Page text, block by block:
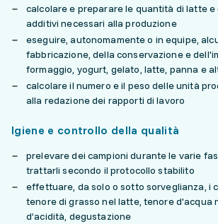
calcolare e preparare le quantità di latte e
additivi necessari alla produzione
eseguire, autonomamente o in equipe,
fabbricazione, della conservazione e
formaggio, yogurt, gelato, latte, panna e
calcolare il numero e il peso delle unità
alla redazione dei rapporti di lavoro
Igiene e controllo della qualità
prelevare dei campioni durante le varie
trattarli secondo il protocollo stabilito
effettuare, da solo o sotto sorveglianza, i
tenore di grasso nel latte, tenore d'acqua
d’acidità, degustazione